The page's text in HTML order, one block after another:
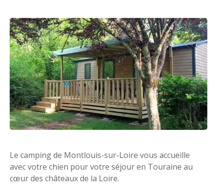
Le camping de Montlouis-sur-Loire vous accueille
avec votre chien pour votre séjour en Touraine au
cœur des châteaux de la Loire.